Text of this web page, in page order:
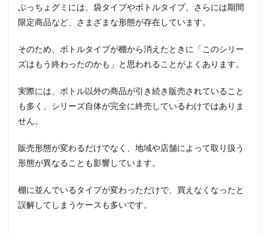
ぷっちょグミには、袋タイプやボトルタイプ、さらには期間
限定商品など、さまざまな形態が存在しています。
そのため、ボトルタイプが棚から消えたときに「このシリー
ズはもう終わったのかも」と思われることがよくあります。
実際には、ボトル以外の商品が引き続き販売されていること
も多く、シリーズ自体が完全に終売しているわけではありま
せん。
販売形態が変わるだけでなく、地域や店舗によって取り扱う
形態が異なることも影響しています。
棚に並んでいるタイプが変わっただけで、買えなくなったと
誤解してしまうケースも多いです。